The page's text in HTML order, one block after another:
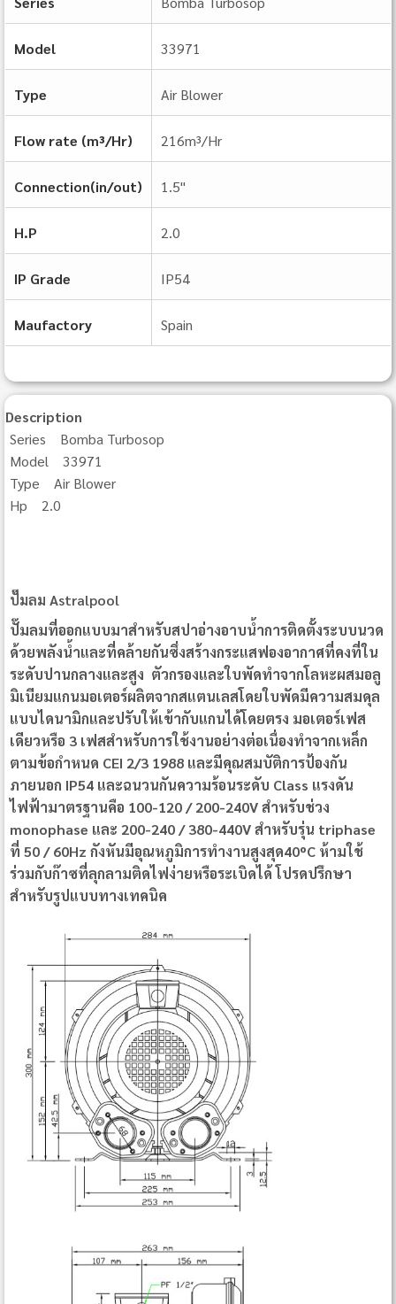
Model 33971
Type Air Blower
Flow rate (m³/Hr) 216m³/Hr
Connection(in/out) 1.5"
H.P 2.0
IP Grade IP54
Maufactory Spain
Description
Series Bomba Turbosop
Model 33971
Type Air Blower
Hp 2.0
ปั๊มลม Astralpool
ปั๊มลมที่ออกแบบมาสำหรับสปาอ่างอาบน้ำการติดตั้งระบบนวด
ด้วยพลังน้ำและที่คล้ายกันซึ่งสร้างกระแสฟองอากาศที่คงที่ใน
ระดับปานกลางและสูง ตัวกรองและใบพัดทำจากโลหะผสมอลู
มิเนียมแกนมอเตอร์ผลิตจากสแตนเลสโดยใบพัดมีความสมดุล
แบบไดนามิกและปรับให้เข้ากับแกนได้โดยตรง มอเตอร์เฟส
เดียวหรือ 3 เฟสสำหรับการใช้งานอย่างต่อเนื่องทำจากเหล็ก
ตามข้อกำหนด CEI 2/3 1988 และมีคุณสมบัติการป้องกัน
ภายนอก IP54 และฉนวนกันความร้อนระดับ Class แรงดัน
ไฟฟ้ามาตรฐานคือ 100-120 / 200-240V สำหรับช่วง
monophase และ 200-240 / 380-440V สำหรับรุ่น triphase
ที่ 50 / 60Hz กังหันมีอุณหภูมิการทำงานสูงสุด40ºC ห้ามใช้
ร่วมกับก๊าซที่ลุกลามติดไฟง่ายหรือระเบิดได้ โปรดปรึกษา
สำหรับรูปแบบทางเทคนิค